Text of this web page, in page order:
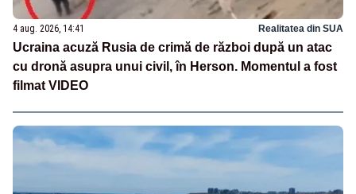
4 aug. 2026, 14:41 Realitatea din SUA
Ucraina acuză Rusia de crimă de război după un atac
cu dronă asupra unui civil, în Herson. Momentul a fost
filmat VIDEO